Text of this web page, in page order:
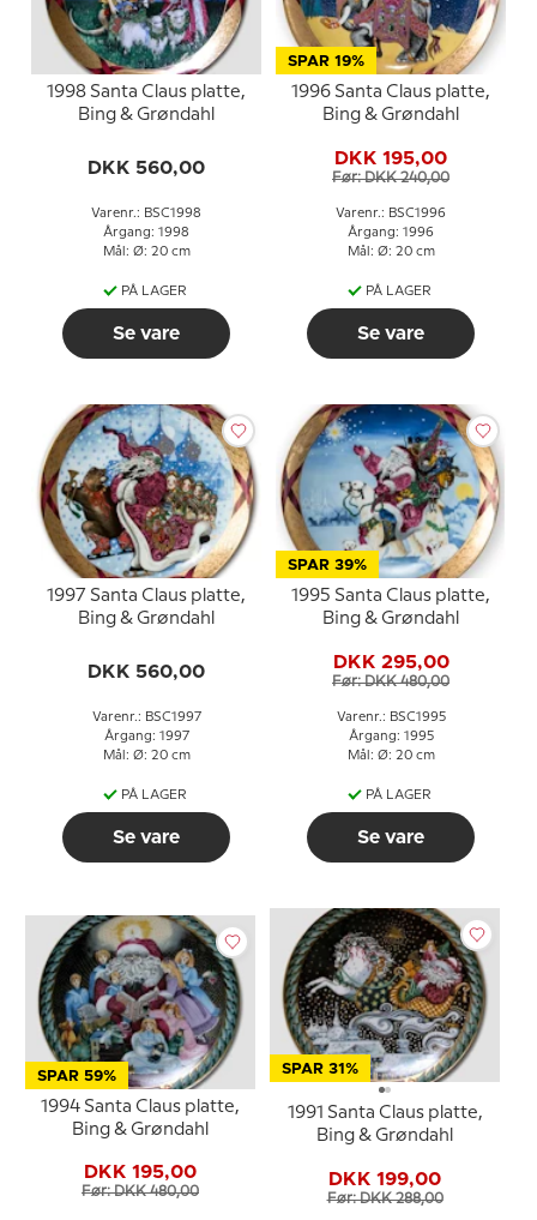
1998 Santa Claus platte,
Bing & Grøndahl
DKK 560,00
Varenr.: BSC1998
Årgang: 1998
Mål: Ø: 20 cm
PÅ LAGER
Se vare
SPAR 19%
1996 Santa Claus platte,
Bing & Grøndahl
DKK 195,00
Før: DKK 240,00
Varenr.: BSC1996
Årgang: 1996
Mål: Ø: 20 cm
PÅ LAGER
Se vare
1997 Santa Claus platte,
Bing & Grøndahl
DKK 560,00
Varenr.: BSC1997
Årgang: 1997
Mål: Ø: 20 cm
PÅ LAGER
Se vare
SPAR 39%
1995 Santa Claus platte,
Bing & Grøndahl
DKK 295,00
Før: DKK 480,00
Varenr.: BSC1995
Årgang: 1995
Mål: Ø: 20 cm
PÅ LAGER
Se vare
SPAR 59%
1994 Santa Claus platte,
Bing & Grøndahl
DKK 195,00
Før: DKK 480,00
SPAR 31%
1991 Santa Claus platte,
Bing & Grøndahl
DKK 199,00
Før: DKK 288,00